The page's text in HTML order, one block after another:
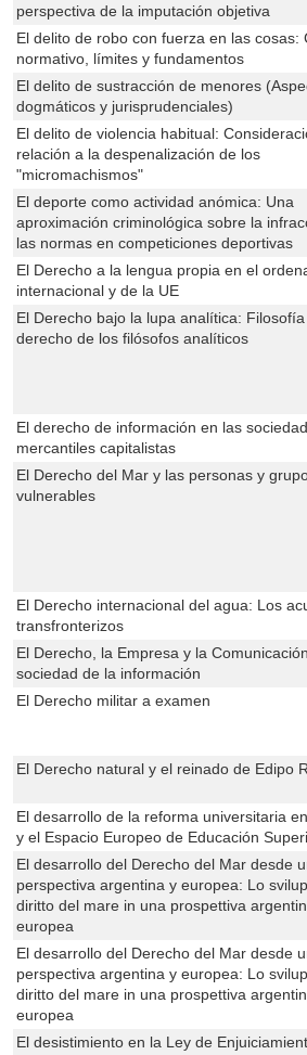
perspectiva de la imputación objetiva
El delito de robo con fuerza en las cosas:
normativo, límites y fundamentos
El delito de sustracción de menores
dogmáticos y jurisprudenciales)
El delito de violencia habitual:
relación a la despenalización de los
"micromachismos"
El deporte como actividad anómica: Una
aproximación criminológica sobre la
las normas en competiciones deportivas
El Derecho a la lengua propia en el
internacional y de la UE
El Derecho bajo la lupa analítica:
derecho de los filósofos analíticos
El derecho de información en las
mercantiles capitalistas
El Derecho del Mar y las personas y
vulnerables
El Derecho internacional del agua: Los
transfronterizos
El Derecho, la Empresa y la
sociedad de la información
El Derecho militar a examen
El Derecho natural y el reinado de Edipo
El desarrollo de la reforma universitaria
y el Espacio Europeo de Educación
El desarrollo del Derecho del Mar desde
perspectiva argentina y europea: Lo
diritto del mare in una prospettiva
europea
El desarrollo del Derecho del Mar desde
perspectiva argentina y europea: Lo
diritto del mare in una prospettiva
europea
El desistimiento en la Ley de